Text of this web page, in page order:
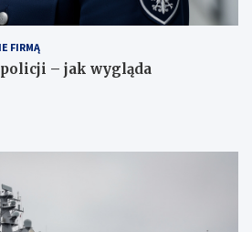
FIRMĄ
– jak wygląda